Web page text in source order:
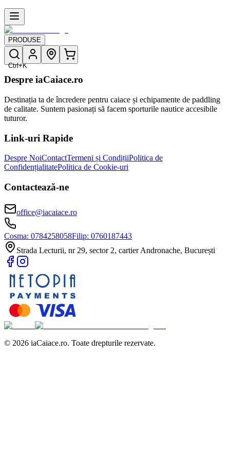
PRODUSE
Ctrl+K
Despre iaCaiace.ro
Destinația ta de încredere pentru caiace și echipamente de paddling
de calitate. Suntem pasionați să facem sporturile nautice accesibile
tuturor.
Link-uri Rapide
Despre NoiContactTermeni și CondițiiPolitica de
ConfidențialitatePolitica de Cookie-uri
Contactează-ne
office@iacaiace.ro
Cosma: 0784258058Filip: 0760187443
Strada Lecturii, nr 29, sector 2, cartier Andronache, București
© 2026 iaCaiace.ro. Toate drepturile rezervate.